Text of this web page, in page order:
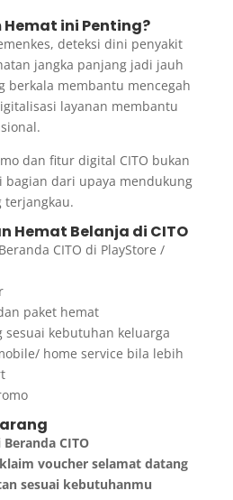
ini Penting?
deteksi dini penyakit
jangka panjang jadi jauh
berkala membantu mencegah
layanan membantu
dan fitur digital CITO bukan
bagian dari upaya mendukung
terjangkau.
Hemat Belanja di CITO
CITO di PlayStore /
paket hemat
sesuai kebutuhan keluarga
home service bila lebih
CITO
voucher selamat datang
sesuai kebutuhanmu